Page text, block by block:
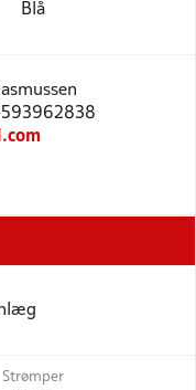
Blå
Strømper